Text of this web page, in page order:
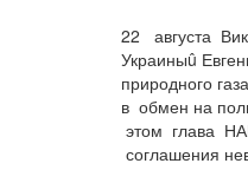
22 августа
Украиныû
природного
в обмен на
этом глава
соглашения